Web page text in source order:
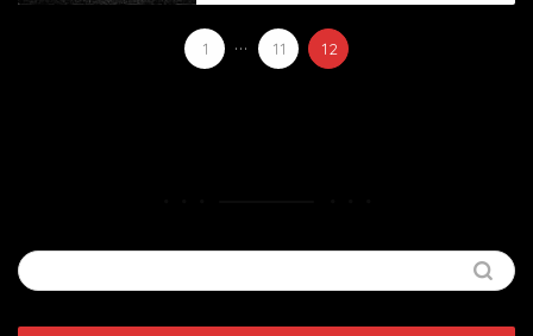
1 ... 11 12